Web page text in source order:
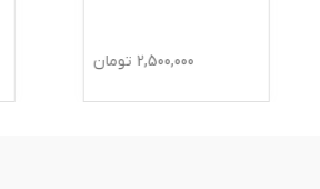
2,500,000 تومان